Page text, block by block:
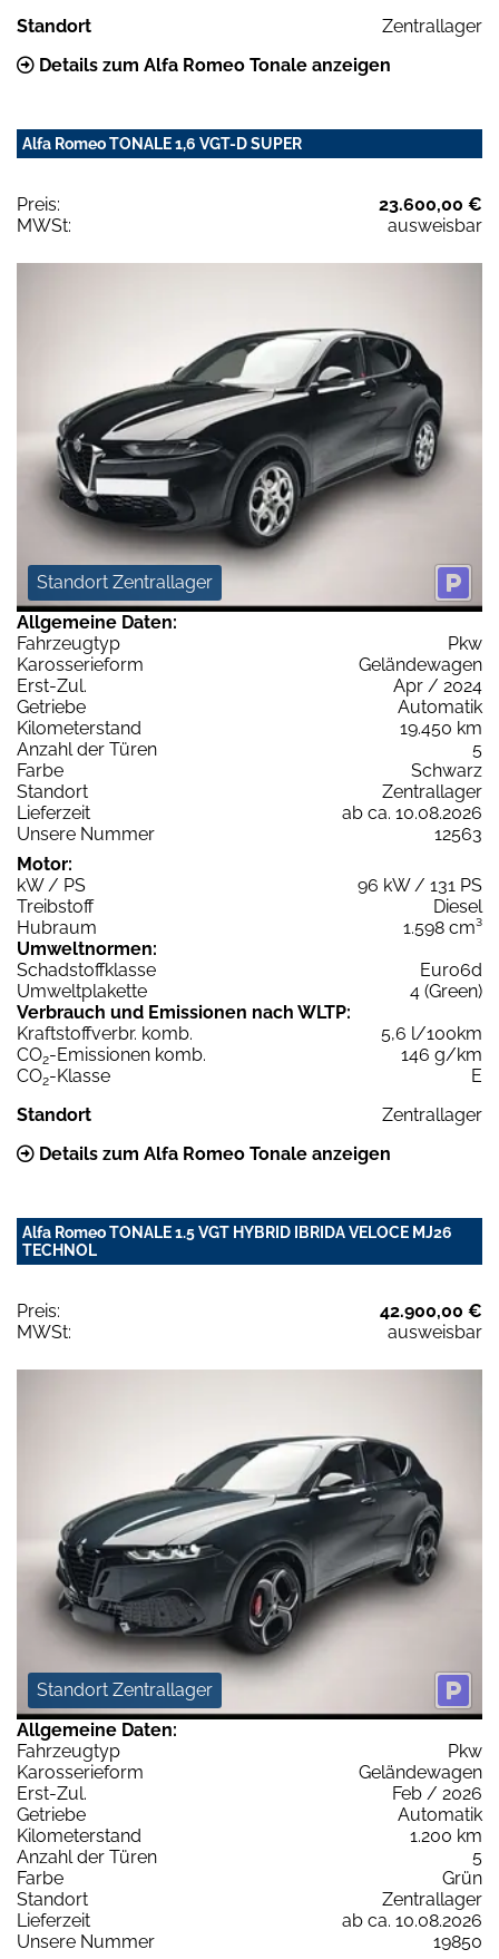
Standort
Zentrallager
Details zum Alfa Romeo Tonale anzeigen
Alfa Romeo TONALE 1,6 VGT-D SUPER
Preis:
23.600,00 €
MWSt:
ausweisbar
Standort Zentrallager
Allgemeine Daten:
Fahrzeugtyp
Pkw
Karosserieform
Geländewagen
Erst-Zul.
Apr / 2024
Getriebe
Automatik
Kilometerstand
19.450 km
Anzahl der Türen
5
Farbe
Schwarz
Standort
Zentrallager
Lieferzeit
ab ca. 10.08.2026
Unsere Nummer
12563
Motor:
kW / PS
96 kW / 131 PS
Treibstoff
Diesel
Hubraum
1.598 cm³
Umweltnormen:
Schadstoffklasse
Euro6d
Umweltplakette
4 (Green)
Verbrauch und Emissionen nach WLTP:
Kraftstoffverbr. komb.
5,6 l/100km
CO2-Emissionen komb.
146 g/km
CO2-Klasse
E
Standort
Zentrallager
Details zum Alfa Romeo Tonale anzeigen
Alfa Romeo TONALE 1.5 VGT HYBRID IBRIDA VELOCE MJ26
TECHNOL
Preis:
42.900,00 €
MWSt:
ausweisbar
Standort Zentrallager
Allgemeine Daten:
Fahrzeugtyp
Pkw
Karosserieform
Geländewagen
Erst-Zul.
Feb / 2026
Getriebe
Automatik
Kilometerstand
1.200 km
Anzahl der Türen
5
Farbe
Grün
Standort
Zentrallager
Lieferzeit
ab ca. 10.08.2026
Unsere Nummer
19850